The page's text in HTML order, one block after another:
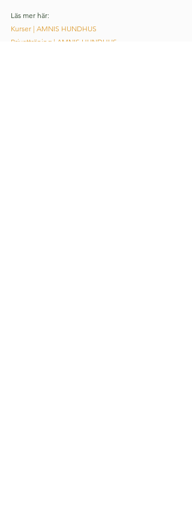
Läs mer här:
Kurser | AMNIS HUNDHUS
Privatträning | AMNIS HUNDHUS